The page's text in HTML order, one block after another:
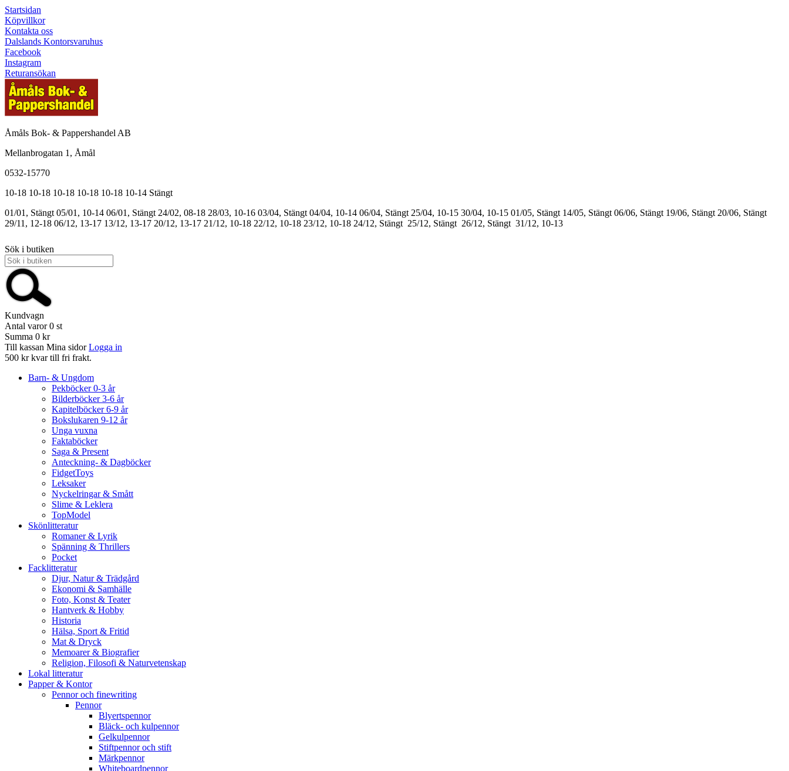
Startsidan
Köpvillkor
Kontakta oss
Dalslands Kontorsvaruhus
Facebook
Instagram
Returansökan
Åmåls Bok- & Pappershandel AB
Mellanbrogatan 1, Åmål
0532-15770
10-18 10-18 10-18 10-18 10-18 10-14 Stängt
01/01, Stängt 05/01, 10-14 06/01, Stängt 24/02, 08-18 28/03, 10-16 03/04, Stängt 04/04, 10-14 06/04, Stängt 25/04, 10-15 30/04, 10-15 01/05, Stängt 14/05, Stängt 06/06, Stängt 19/06, Stängt 20/06, Stängt
29/11, 12-18 06/12, 13-17 13/12, 13-17 20/12, 13-17 21/12, 10-18 22/12, 10-18 23/12, 10-18 24/12, Stängt 25/12, Stängt 26/12, Stängt 31/12, 10-13
Sök i butiken
Kundvagn
Antal varor 0 st
Summa 0 kr
Till kassan Mina sidor Logga in
500 kr kvar till fri frakt.
Barn- & Ungdom
Pekböcker 0-3 år
Bilderböcker 3-6 år
Kapitelböcker 6-9 år
Bokslukaren 9-12 år
Unga vuxna
Faktaböcker
Saga & Present
Anteckning- & Dagböcker
FidgetToys
Leksaker
Nyckelringar & Smått
Slime & Leklera
TopModel
Skönlitteratur
Romaner & Lyrik
Spänning & Thrillers
Pocket
Facklitteratur
Djur, Natur & Trädgård
Ekonomi & Samhälle
Foto, Konst & Teater
Hantverk & Hobby
Historia
Hälsa, Sport & Fritid
Mat & Dryck
Memoarer & Biografier
Religion, Filosofi & Naturvetenskap
Lokal litteratur
Papper & Kontor
Pennor och finewriting
Pennor
Blyertspennor
Bläck- och kulpennor
Gelkulpennor
Stiftpennor och stift
Märkpennor
Whiteboardpennor